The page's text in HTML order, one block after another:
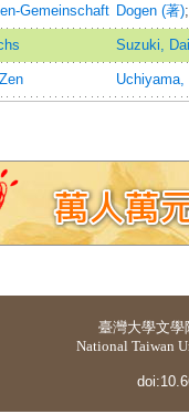
Gemeinschaft Dogen (著);
Suzuki,
Uchiyama,
臺灣大學文學
National Taiwan